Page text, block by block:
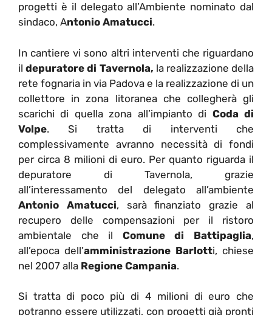
progetti è il delegato all’Ambiente nominato dal
sindaco, Antonio Amatucci.
In cantiere vi sono altri interventi che riguardano
ildepuratore di Tavernola, la realizzazione della
rete fognaria in via Padova e la realizzazione di un
collettore in zona litoranea che collegherà gli
scarichi di quella zona all’impianto di Coda di
Volpe. Si tratta di interventi che
complessivamente avranno necessità di fondi
per circa 8 milioni di euro. Per quanto riguarda il
depuratore di Tavernola, grazie
all’interessamento del delegato all’ambiente
Antonio Amatucci, sarà finanziato grazie al
recupero delle compensazioni per il ristoro
ambientale che il Comune di Battipaglia,
all’epoca dell’amministrazione Barlotti, chiese
nel 2007 alla Regione Campania.
Si tratta di poco più di 4 milioni di euro che
potranno essere utilizzati, con progetti già pronti